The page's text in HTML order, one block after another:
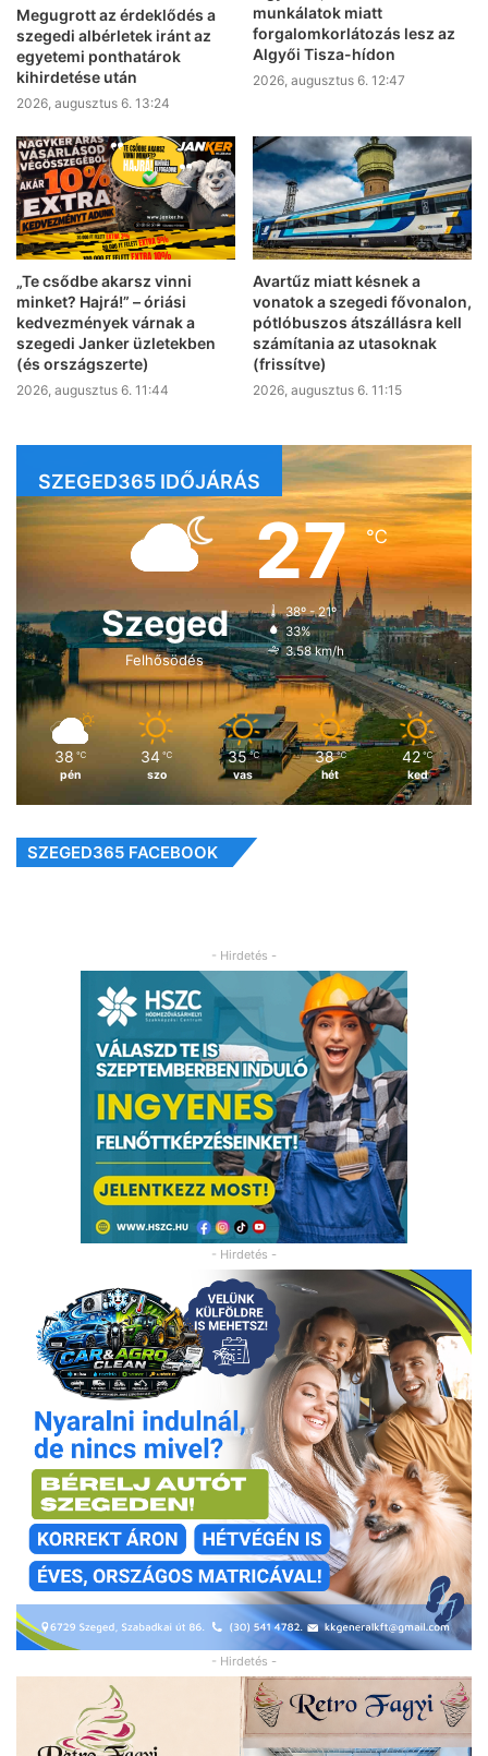
Megugrott az érdeklődés a
szegedi albérletek iránt az
egyetemi ponthatárok
kihirdetése után
2026, augusztus 6. 13:24
munkálatok miatt
forgalomkorlátozás lesz az
Algyői Tisza-hídon
2026, augusztus 6. 12:47
„Te csődbe akarsz vinni
minket? Hajrá!” – óriási
kedvezmények várnak a
szegedi Janker üzletekben
(és országszerte)
2026, augusztus 6. 11:44
Avartűz miatt késnek a
vonatok a szegedi fővonalon,
pótlóbuszos átszállásra kell
számítania az utasoknak
(frissítve)
2026, augusztus 6. 11:15
SZEGED365 IDŐJÁRÁS
Szeged
Felhősödés
27℃
38º - 21º
33%
3.58 km/h
38 ℃
pén
34 ℃
szo
35 ℃
vas
38 ℃
hét
42 ℃
ked
SZEGED365 FACEBOOK
- Hirdetés -
- Hirdetés -
- Hirdetés -